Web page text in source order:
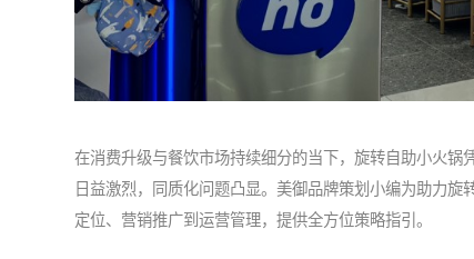
在消费升级与餐饮市场持续细分的当下，旋转自助小火
日益激烈，同质化问题凸显。美御品牌策划小编为助力
定位、营销推广到运营管理，提供全方位策略指引。